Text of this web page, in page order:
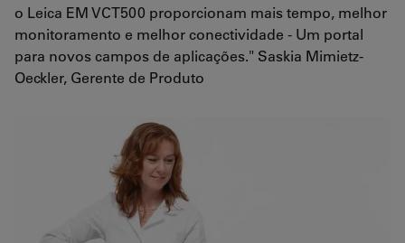
o Leica EM VCT500 proporcionam mais tempo, melhor
monitoramento e melhor conectividade - Um portal
para novos campos de aplicações." Saskia Mimietz-
Oeckler, Gerente de Produto